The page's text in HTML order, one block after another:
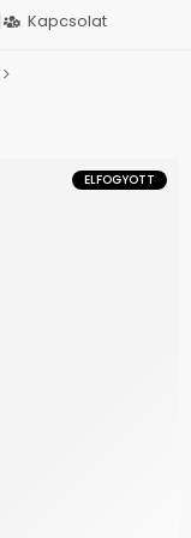
Kapcsolat
ELFOGYOTT